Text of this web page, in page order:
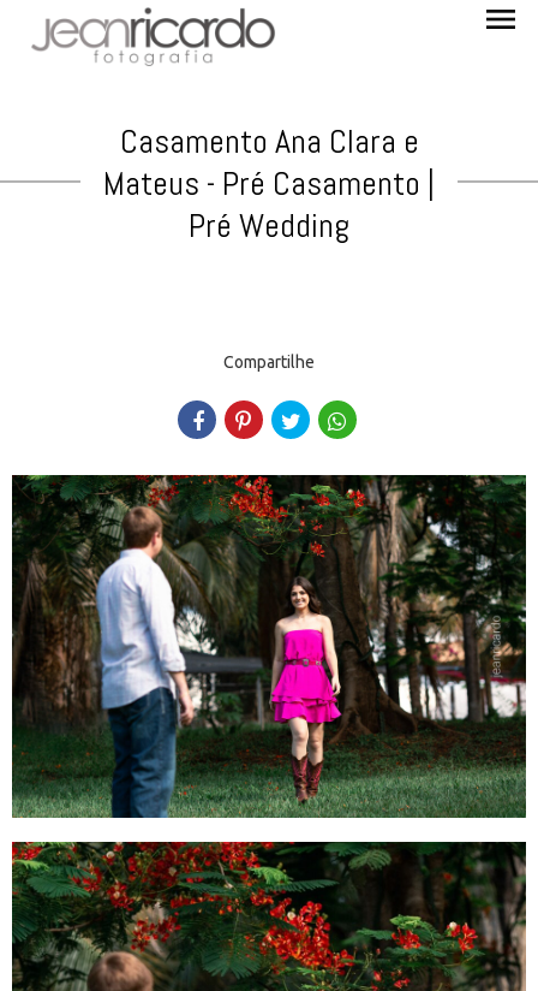
menu
Casamento Ana Clara e
Mateus - Pré Casamento |
Pré Wedding
Compartilhe